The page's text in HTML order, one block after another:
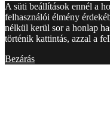
A süti beállítások ennél a
felhasználói élmény
nélkül kerül sor a honlap
történik kattintás, azzal a
Bezárás